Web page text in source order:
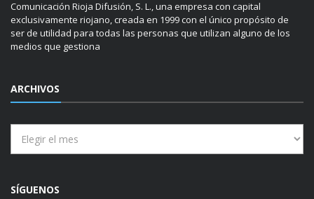
Comunicación Rioja Difusión, S. L., una empresa con capital
exclusivamente riojano, creada en 1999 con el único propósito de
ser de utilidad para todas las personas que utilizan alguno de los
medios que gestiona
ARCHIVOS
SÍGUENOS